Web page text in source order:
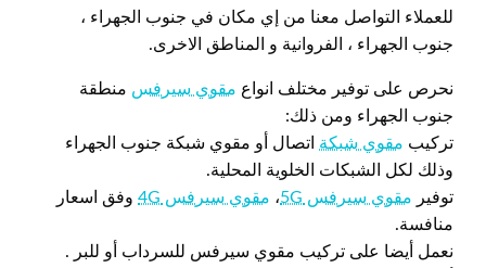
للعملاء التواصل معنا من إي مكان في جنوب الجهراء ،
جنوب الجهراء ، الفروانية و المناطق الاخرى.
نحرص على توفير مختلف انواع مقوي سيرفس منطقة
جنوب الجهراء ومن ذلك:
تركيب مقوي شبكة اتصال أو مقوي شبكة جنوب الجهراء
وذلك لكل الشبكات الخلوية المحلية.
توفير مقوي سيرفس 5G ، مقوي سيرفس 4G
وفق اسعار
منافسة.
نعمل أيضا على تركيب مقوي سيرفس للسرداب أو للبر .